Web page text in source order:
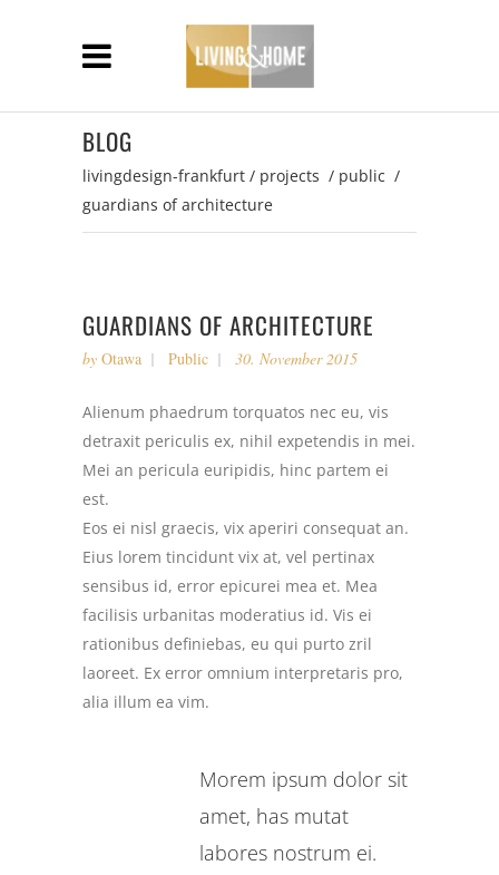
BLOG
livingdesign-frankfurt / projects / public /
guardians of architecture
GUARDIANS OF ARCHITECTURE
by Otawa Public 30. November 2015
Alienum phaedrum torquatos nec eu, vis
detraxit periculis ex, nihil expetendis in mei.
Mei an pericula euripidis, hinc partem ei
est.
Eos ei nisl graecis, vix aperiri consequat an.
Eius lorem tincidunt vix at, vel pertinax
sensibus id, error epicurei mea et. Mea
facilisis urbanitas moderatius id. Vis ei
rationibus definiebas, eu qui purto zril
laoreet. Ex error omnium interpretaris pro,
alia illum ea vim.
Morem ipsum dolor sit
amet, has mutat
labores nostrum ei.